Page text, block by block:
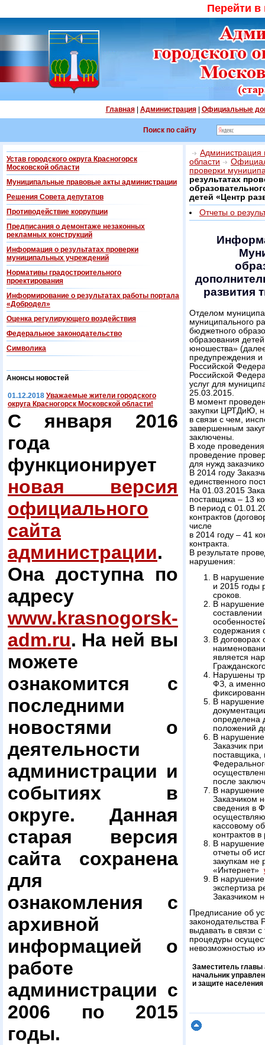
Перейти
Главная| Администрация| Официальные
Поиск по сайту
Устав городского округа Красногорск
Московской области
Муниципальные правовые акты администрации
Решения Совета депутатов
Противодействие коррупции
Предписания о демонтаже незаконных
рекламных конструкций
Информация о результатах проверки
муниципальных учреждений
Нормативы градостроительного
проектирования
Информирование о результатах работы портала
«Добродел»
Оценка регулирующего воздействия
Федеральнoe законодательство
Символика
Анонсы новостей
01.12.2018 Уважаемые жители городского
округа Красногорск Московской области!
С января 2016
года
функционирует
новая версия
официального
сайта
администрации.
Она доступна по
адресу
www.krasnogorsk-
adm.ru. На ней вы
можете
ознакомится с
последними
новостями о
деятельности
администрации и
событиях в
округе. Данная
старая версия
сайта сохранена
для
ознакомления с
архивной
информацией о
работе
администрации с
2006 по 2015
годы.
Администрация
области
проверки
результатах
детей «Центр
Отчеты о
развития
Отделом
муниципального
бюджетного
образования
юношества»
предупреждения и
Российской
Российской
услуг для
25.03.2015.
В момент
закупки ЦРТДиЮ,
в связи с чем,
завершенным
заключены.
В ходе
проведение
для нужд
В 2014 году
единственного
На 01.03.2015
поставщика – 13
В период с
контрактов
числе
в 2014 году – 41
контракта.
В результате
нарушения:
В
и 2015 годы
сроков.
В
содержания
В договорах
является
Нарушены
ФЗ, а
В
определена
положений
В
Заказчик
поставщика,
после
В
Заказчиком
сведения в
кассовому
контрактов в
В
отчеты об
закупкам не
«Интернет»
В
экспертиза
Заказчиком
Предписание об
законодательства
выдавать в связи
процедуры
невозможностью
Заместитель главы
начальник
и защите населения